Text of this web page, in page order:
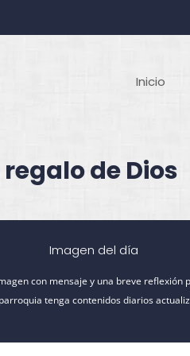
de Dios
Inicio
Imagen del día
con mensaje y una breve reflexión
tenga contenidos diarios